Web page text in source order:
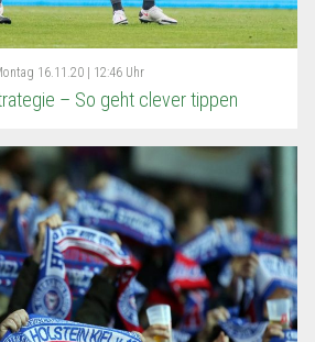
16.11.20 | 12:46 Uhr
– So geht clever tippen